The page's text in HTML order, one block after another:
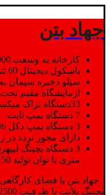
جهاد بتن
کارخانه به وسعت 20000 متر مربع
باسکول دیجیتال 60 تنی استاندارد
سیلو ذخیره سیمان به
ازمایشگاه مقیم تحت
33دستگاه تراک میکسر
7 دستگاه پمپ ثابت
3 دستگاه پمپ دکل 36-42-52 متری
دارای مجوز تردد در
متری با توان تولید 150 متر مکعب در ساعت)
جهاد بتن با فضای